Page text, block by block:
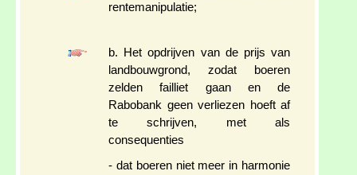
rentemanipulatie;
b. Het opdrijven van de prijs van
landbouwgrond, zodat boeren
zelden failliet gaan en de
Rabobank geen verliezen hoeft af
te schrijven, met als
consequenties
- dat boeren niet meer in harmonie